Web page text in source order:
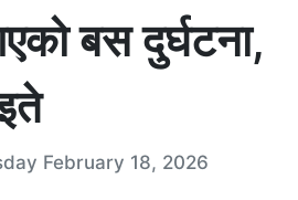
बस दुर्घटना,
February 18, 2026